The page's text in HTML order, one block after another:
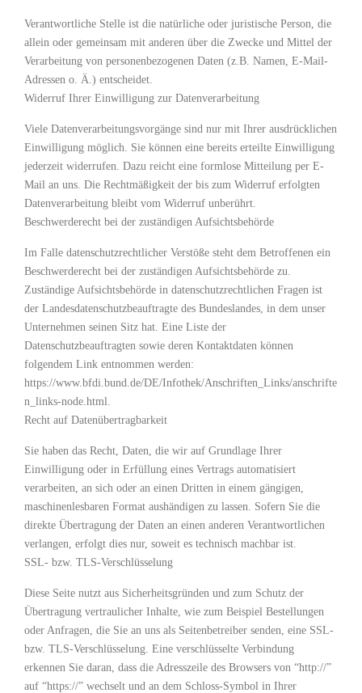
Verantwortliche Stelle ist die natürliche oder juristische Person, die
allein oder gemeinsam mit anderen über die Zwecke und Mittel der
Verarbeitung von personenbezogenen Daten (z.B. Namen, E-Mail-
Adressen o. Ä.) entscheidet.
Widerruf Ihrer Einwilligung zur Datenverarbeitung
Viele Datenverarbeitungsvorgänge sind nur mit Ihrer ausdrücklichen
Einwilligung möglich. Sie können eine bereits erteilte Einwilligung
jederzeit widerrufen. Dazu reicht eine formlose Mitteilung per E-
Mail an uns. Die Rechtmäßigkeit der bis zum Widerruf erfolgten
Datenverarbeitung bleibt vom Widerruf unberührt.
Beschwerderecht bei der zuständigen Aufsichtsbehörde
Im Falle datenschutzrechtlicher Verstöße steht dem Betroffenen ein
Beschwerderecht bei der zuständigen Aufsichtsbehörde zu.
Zuständige Aufsichtsbehörde in datenschutzrechtlichen Fragen ist
der Landesdatenschutzbeauftragte des Bundeslandes, in dem unser
Unternehmen seinen Sitz hat. Eine Liste der
Datenschutzbeauftragten sowie deren Kontaktdaten können
folgendem Link entnommen werden:
https://www.bfdi.bund.de/DE/Infothek/Anschriften_Links/anschrifte
n_links-node.html.
Recht auf Datenübertragbarkeit
Sie haben das Recht, Daten, die wir auf Grundlage Ihrer
Einwilligung oder in Erfüllung eines Vertrags automatisiert
verarbeiten, an sich oder an einen Dritten in einem gängigen,
maschinenlesbaren Format aushändigen zu lassen. Sofern Sie die
direkte Übertragung der Daten an einen anderen Verantwortlichen
verlangen, erfolgt dies nur, soweit es technisch machbar ist.
SSL- bzw. TLS-Verschlüsselung
Diese Seite nutzt aus Sicherheitsgründen und zum Schutz der
Übertragung vertraulicher Inhalte, wie zum Beispiel Bestellungen
oder Anfragen, die Sie an uns als Seitenbetreiber senden, eine SSL-
bzw. TLS-Verschlüsselung. Eine verschlüsselte Verbindung
erkennen Sie daran, dass die Adresszeile des Browsers von “http://”
auf “https://” wechselt und an dem Schloss-Symbol in Ihrer